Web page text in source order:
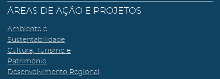
ÁREAS DE AÇÃO E PROJETOS
Ambiente e
Sustentabilidade
Cultura, Turismo e
Património
Desenvolvimento Regional